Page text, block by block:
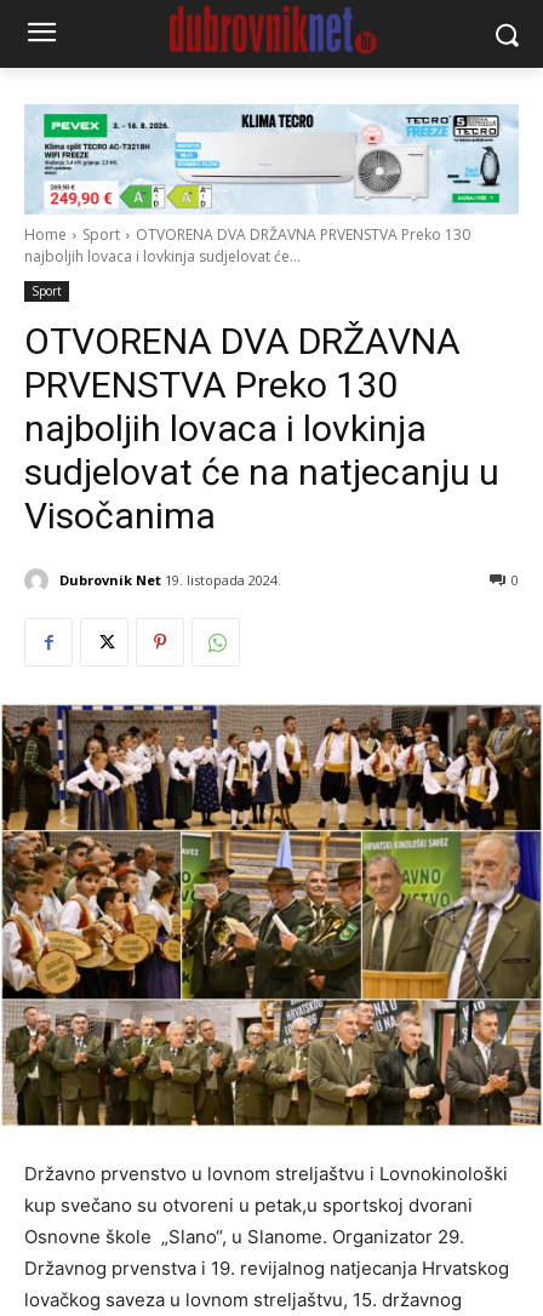
Home Sport
OTVORENA DVA DRŽAVNA PRVENSTVA Preko 130
najboljih lovaca i lovkinja sudjelovat će...
Sport
OTVORENA DVA DRŽAVNA
PRVENSTVA Preko 130
najboljih lovaca i lovkinja
sudjelovat će na natjecanju u
Visočanima
Dubrovnik Net 19. listopada 2024. 0
Državno prvenstvo u lovnom streljaštvu i Lovnokinološki
kup svečano su otvoreni u petak,u sportskoj dvorani
Osnovne škole „Slano“, u Slanome. Organizator 29.
Državnog prvenstva i 19. revijalnog natjecanja Hrvatskog
lovačkog saveza u lovnom streljaštvu, 15. državnog